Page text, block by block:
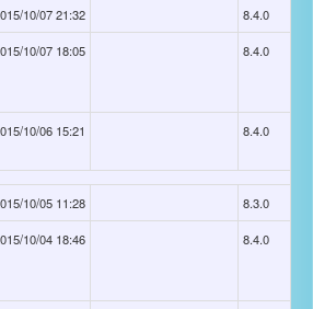
10/07 21:32 8.4.0
10/07 18:05 8.4.0
10/06 15:21 8.4.0
10/05 11:28 8.3.0
10/04 18:46 8.4.0